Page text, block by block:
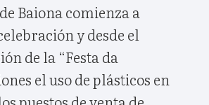
Baiona comienza a
y desde el
de la “Festa da
el uso de plásticos en